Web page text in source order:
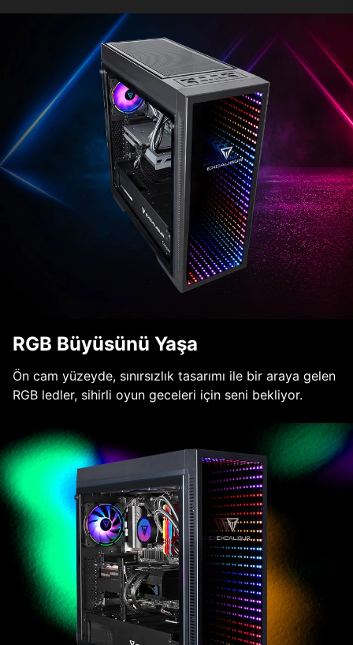
RGB Büyüsünü Yaşa
Ön cam yüzeyde, sınırsızlık tasarımı ile bir araya gelen
RGB ledler, sihirli oyun geceleri için seni bekliyor.